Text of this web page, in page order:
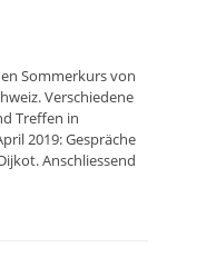
Sommerkurs von
Verschiedene
Treffen in
2019: Gespräche
Anschliessend